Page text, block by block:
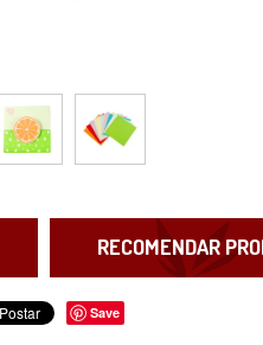
RECOMENDAR
Save